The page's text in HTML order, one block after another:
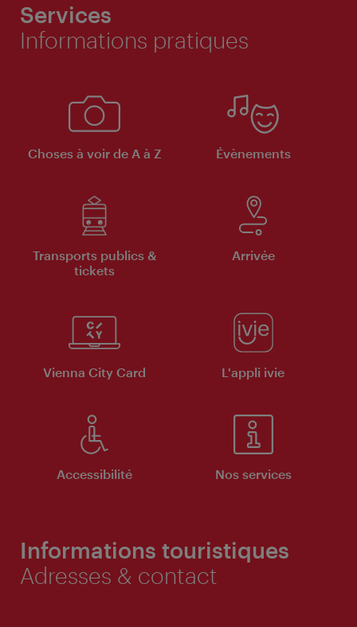
Services
Informations pratiques
Choses à voir de A à Z Évènements
Transports publics &
tickets
Arrivée
Vienna City Card L'appli ivie
Accessibilité Nos services
Informations touristiques
Adresses & contact